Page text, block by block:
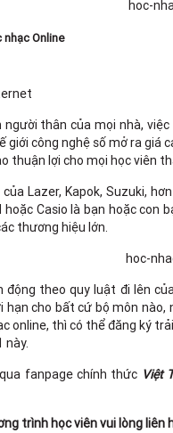
Online
thân của mọi nhà,
công nghệ số mở ra giá
thuận lợi cho mọi học viên
Lazer, Kapok, Suzuki,
Casio là bạn hoặc con
thương hiệu lớn.
động theo quy luật đi lên
hạn cho bất cứ bộ môn
online, thì có thể đăng ký
này.
fanpage chính thức Việt
trình học viên vui lòng liên